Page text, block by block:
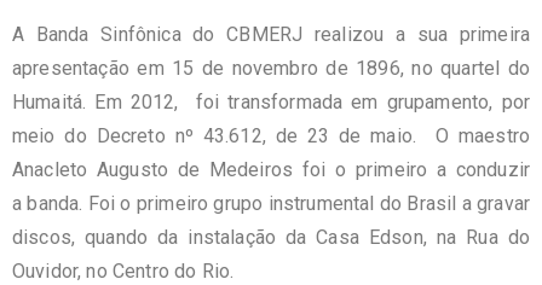
A Banda Sinfônica do CBMERJ realizou a sua primeira
apresentação em 15 de novembro de 1896, no quartel do
Humaitá. Em 2012, foi transformada em grupamento, por
meio do Decreto nº 43.612, de 23 de maio. O maestro
Anacleto Augusto de Medeiros foi o primeiro a conduzir
a banda. Foi o primeiro grupo instrumental do Brasil a gravar
discos, quando da instalação da Casa Edson, na Rua do
Ouvidor, no Centro do Rio.